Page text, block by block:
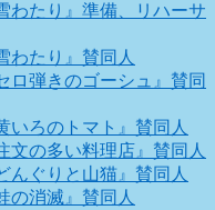
わたり』準備、リハーサ
わたり』賛同人
ロ弾きのゴーシュ』賛同
いろのトマト』賛同人
文の多い料理店』賛同人
んぐりと山猫』賛同人
の消滅』賛同人